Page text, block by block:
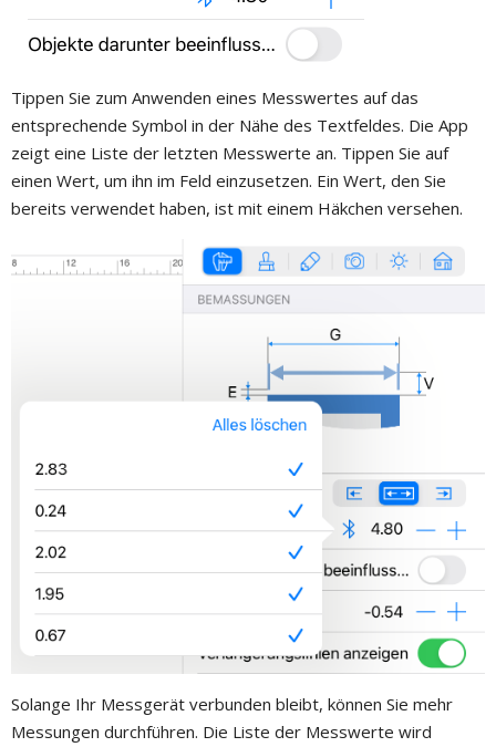
Tippen Sie zum Anwenden eines Messwertes auf das
entsprechende Symbol in der Nähe des Textfeldes. Die App
zeigt eine Liste der letzten Messwerte an. Tippen Sie auf
einen Wert, um ihn im Feld einzusetzen. Ein Wert, den Sie
bereits verwendet haben, ist mit einem Häkchen versehen.
Solange Ihr Messgerät verbunden bleibt, können Sie mehr
Messungen durchführen. Die Liste der Messwerte wird